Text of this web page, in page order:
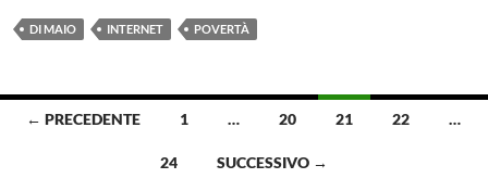
DI MAIO INTERNET POVERTÀ
Navigazione
← PRECEDENTE 1 … 20 21 22 …
24 SUCCESSIVO →